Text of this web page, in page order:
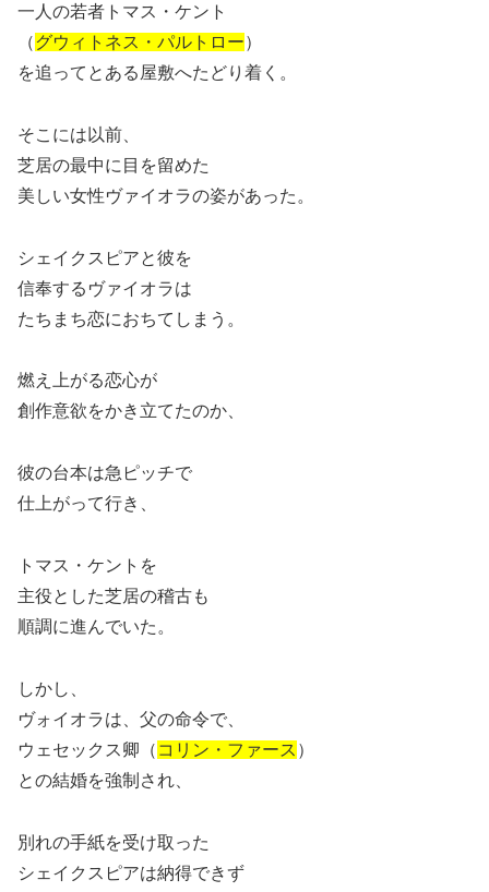
一人の若者トマス・ケント
（グウィトネス・パルトロー）
を追ってとある屋敷へたどり着く。
そこには以前、
芝居の最中に目を留めた
美しい女性ヴァイオラの姿があった。
シェイクスピアと彼を
信奉するヴァイオラは
たちまち恋におちてしまう。
燃え上がる恋心が
創作意欲をかき立てたのか、
彼の台本は急ピッチで
仕上がって行き、
トマス・ケントを
主役とした芝居の稽古も
順調に進んでいた。
しかし、
ヴォイオラは、父の命令で、
ウェセックス卿（ コリン・ファース ）
との結婚を強制され、
別れの手紙を受け取った
シェイクスピアは納得できず